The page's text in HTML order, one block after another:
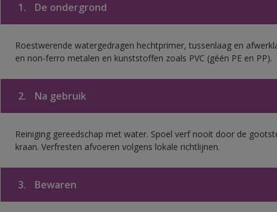
1. De ondergrond
Roestwerende watergedragen hechtprimer, tussenlaag en
en non-ferro metalen en kunststoffen zoals PVC (géén PE en PP).
2. Na gebruik
Reiniging gereedschap met water. Spoel verf nooit door de
kraan. Verfresten afvoeren volgens lokale richtlijnen.
3. Bewaren